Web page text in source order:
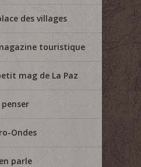
des villages
touristique
mag de La Paz
Ondes
parle